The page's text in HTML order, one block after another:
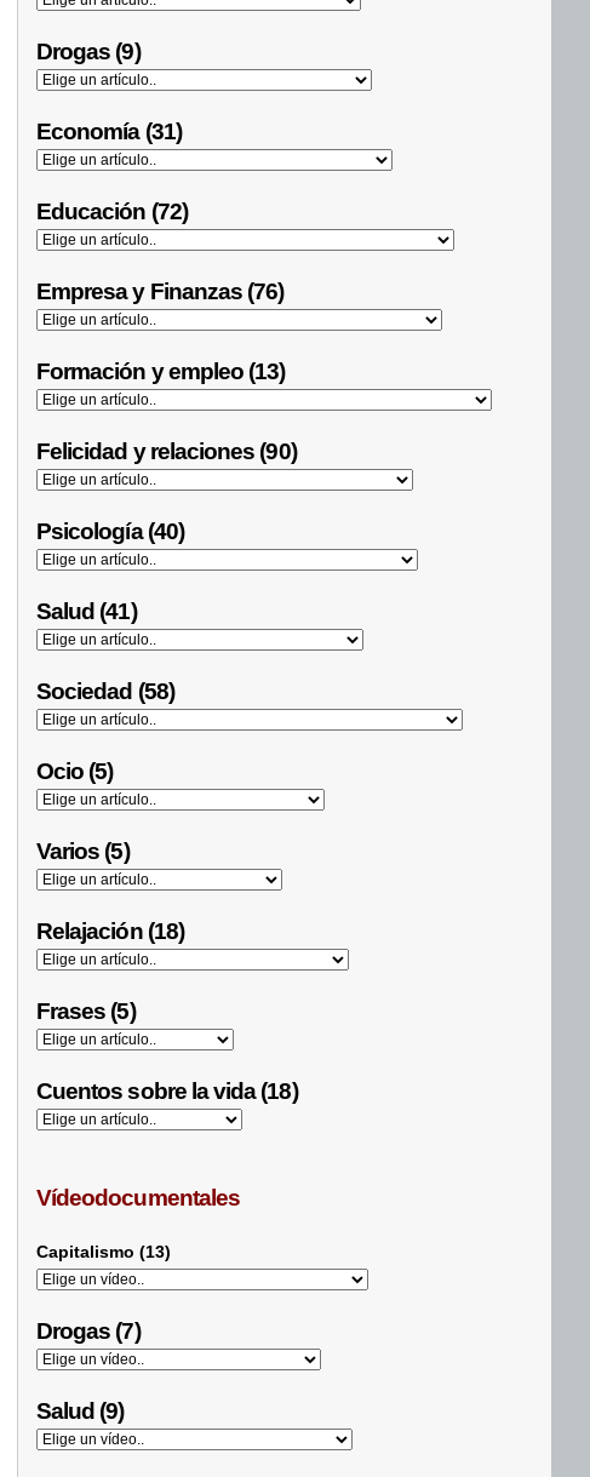
Drogas (9)
Economía (31)
Educación (72)
Empresa y Finanzas (76)
Formación y empleo (13)
Felicidad y relaciones (90)
Psicología (40)
Salud (41)
Sociedad (58)
Ocio (5)
Varios (5)
Relajación (18)
Frases (5)
Cuentos sobre la vida (18)
Vídeodocumentales
Capitalismo (13)
Drogas (7)
Salud (9)